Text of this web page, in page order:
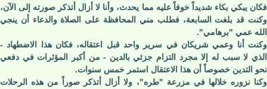
فكان يبكي بكاء شديداً خوفاً عليه مما يحدث، وأنا لا أزال أتذكر صورته إلى الآن،
وكنت قد بلغت السابعة، فطلب مني المحافظة على الصلاة والدعاء أن ينجي
الله عمي "برهامي".
وكنت أنا وعمي شريكان في سرير واحد قبل اعتقاله، فكان هذا الاضطهاد -
الذي لا سبب له إلا مجرد التزام جزئي بالدين - من أكبر المؤثرات في دفعي
نحو التدين خصوصاً أن هذا الاعتقال استمر خمس سنوات.
وكنا نزوره خلالها في مزرعة "طره"، ولا أزال أتذكر صوراً من هذه الرحلات